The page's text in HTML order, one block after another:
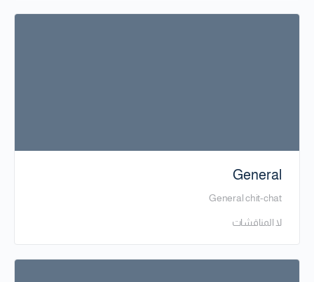
General
General chit-chat
لا المناقشات